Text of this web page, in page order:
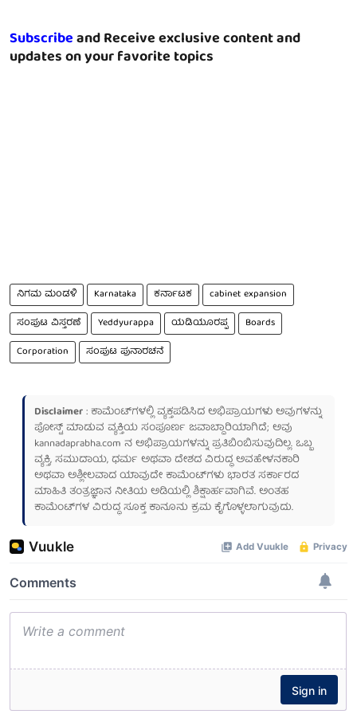
Subscribeand Receive exclusive content and
updates on your favorite topics
ನಿಗಮ ಮಂಡಳಿ Karnataka ಕರ್ನಾಟಕ
cabinet expansion
ಸಂಪುಟ ವಿಸ್ತರಣೆ
Yeddyurappa ಯಡಿಯೂರಪ್ಪ
Boards
Corporation
ಸಂಪುಟ ಪುನಾರಚನೆ
Disclaimer: ಕಾಮೆಂಟ್‌ಗಳಲ್ಲಿ ವ್ಯಕ್ತಪಡಿಸಿದ ಅಭಿಪ್ರಾಯಗಳು ಅವುಗಳನ್ನು
ಪೋಸ್ಟ್ ಮಾಡುವ ವ್ಯಕ್ತಿಯ ಸಂಪೂರ್ಣ ಜವಾಬ್ದಾರಿಯಾಗಿದೆ; ಅವು
kannadaprabha.com ನ ಅಭಿಪ್ರಾಯಗಳನ್ನು ಪ್ರತಿಬಿಂಬಿಸುವುದಿಲ್ಲ. ಒಬ್ಬ
ವ್ಯಕ್ತಿ, ಸಮುದಾಯ, ಧರ್ಮ ಅಥವಾ ದೇಶದ ವಿರುದ್ಧ ಅವಹೇಳನಕಾರಿ
ಅಥವಾ ಅಶ್ಲೀಲವಾದ ಯಾವುದೇ ಕಾಮೆಂಟ್‌ಗಳು ಭಾರತ ಸರ್ಕಾರದ
ಮಾಹಿತಿ ತಂತ್ರಜ್ಞಾನ ನೀತಿಯ ಅಡಿಯಲ್ಲಿ ಶಿಕ್ಷಾರ್ಹವಾಗಿವೆ. ಅಂತಹ
ಕಾಮೆಂಟ್‌ಗಳ ವಿರುದ್ಧ ಸೂಕ್ತ ಕಾನೂನು ಕ್ರಮ ಕೈಗೊಳ್ಳಲಾಗುವುದು.